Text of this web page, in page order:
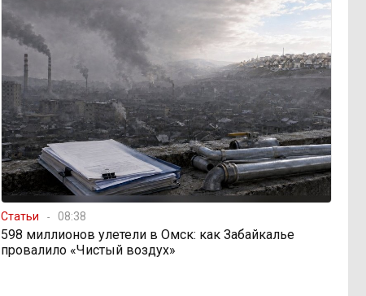
Статьи 08:38
598 миллионов улетели в Омск: как Забайкалье
провалило «Чистый воздух»